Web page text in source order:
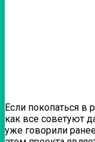
Если покопаться в
как все советуют
уже говорили